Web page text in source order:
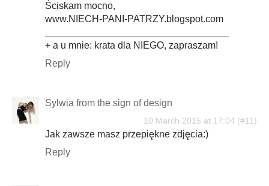
Ściskam mocno,
www.NIECH-PANI-PATRZY.blogspot.com
+ a u mnie: krata dla NIEGO, zapraszam!
Reply
Sylwia from the sign of design
10 March 2015 at 17:04
Jak zawsze masz przepiękne zdjęcia:)
Reply